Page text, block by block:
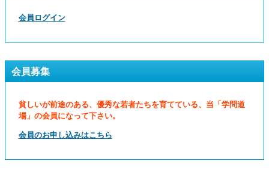
会員ログイン
会員募集
貧しいが前途のある、優秀な若者たちを育てている、当「学問道
場」の会員になって下さい。
会員のお申し込みはこちら